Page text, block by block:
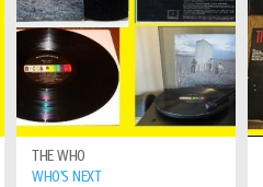
WRITTEN-BY - JOHN LISSAUER
B2 CE JOUR LA
WRITTEN-BY - CLAUDE DENJEAN
THE WHO
WHO'S NEXT